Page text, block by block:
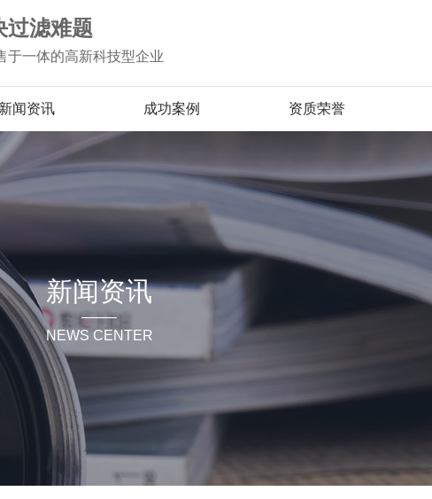
过滤难题
于一体的高新科技型企业
新闻资讯 成功案例 资质荣誉
新闻资讯
NEWS CENTER